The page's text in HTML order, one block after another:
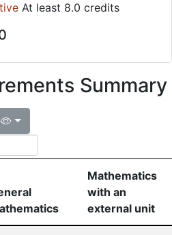
At least 8.0 credits
Summary
Mathematics
with an
external unit